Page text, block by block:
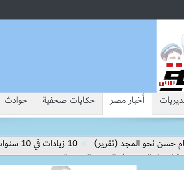
أخبار مصر حكايات صحفية حوادث
المجد (تقرير) 10 زيادات في 10 سنوات.. هل حان الوقت لرفع دعم البنزين نهائيا؟